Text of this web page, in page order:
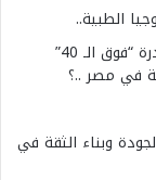
الطبية..
خبرة العقول قبل أرقام الأعمار : كيف تعيد مبادرة “فوق الـ 40”
في مصر ..؟
وبناء الثقة في